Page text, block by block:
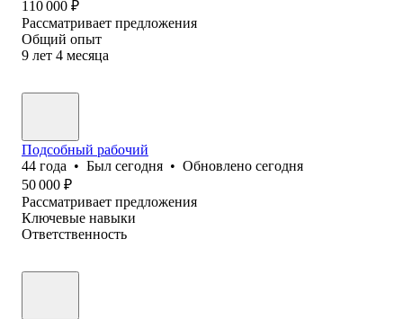
110 000 ₽
Рассматривает предложения
Общий опыт
9 лет 4 месяца
Подсобный рабочий
44 года • Был сегодня • Обновлено сегодня
50 000 ₽
Рассматривает предложения
Ключевые навыки
Ответственность